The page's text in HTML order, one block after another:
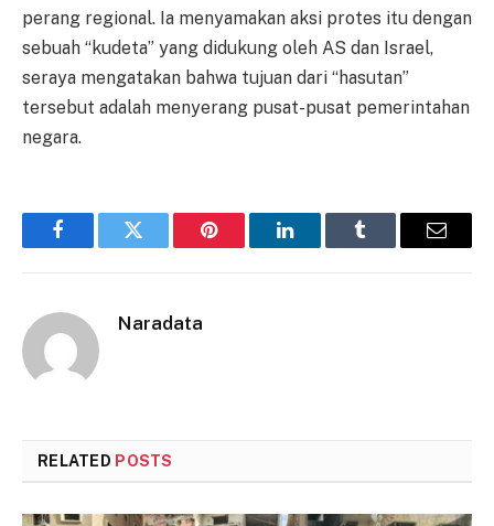
perang regional. Ia menyamakan aksi protes itu dengan
sebuah “kudeta” yang didukung oleh AS dan Israel,
seraya mengatakan bahwa tujuan dari “hasutan”
tersebut adalah menyerang pusat-pusat pemerintahan
negara.
FacebookTwitter Pinterest LinkedInTumblr Email
Naradata
RELATED POSTS